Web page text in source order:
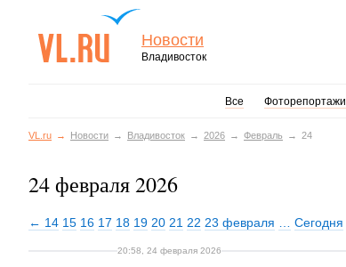
Новости
Владивосток
Все Фоторепортажи
VL.ru Новости Владивосток 2026 Февраль 24
24 февраля 2026
← 14 15 16 17 18 19 20 21 22 23 февраля Сегодня
20:58, 24 февраля 2026